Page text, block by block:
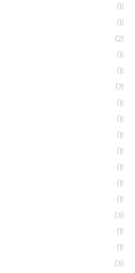
(1)
(1)
(2)
(1)
(1)
(7)
(1)
(1)
(1)
(1)
(1)
(1)
(1)
(3)
(1)
(1)
(3)